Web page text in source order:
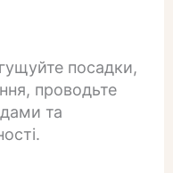
посадки,
проводьте
та